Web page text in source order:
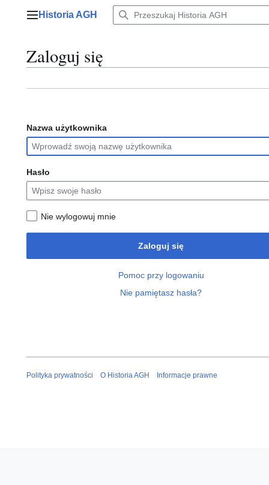
Menu główne
Historia AGH
Zaloguj się
Nazwa użytkownika
Hasło
Nie wylogowuj mnie
Zaloguj się
Pomoc przy logowaniu
Nie pamiętasz hasła?
Polityka prywatności O Historia AGH Informacje prawne